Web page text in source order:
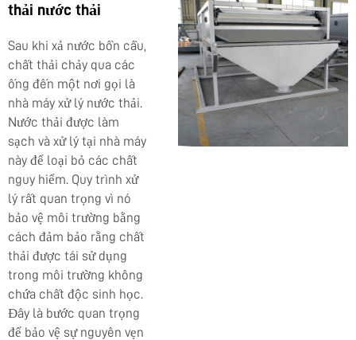
thải nước thải
Sau khi xả nước bồn cầu,
chất thải chảy qua các
ống đến một nơi gọi là
nhà máy xử lý nước thải.
Nước thải được làm
sạch và xử lý tại nhà máy
này để loại bỏ các chất
nguy hiểm. Quy trình xử
lý rất quan trọng vì nó
bảo vệ môi trường bằng
cách đảm bảo rằng chất
thải được tái sử dụng
trong môi trường không
chứa chất độc sinh học.
Đây là bước quan trọng
để bảo vệ sự nguyên vẹn